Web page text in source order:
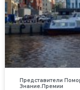
Представители
Знание.Премии